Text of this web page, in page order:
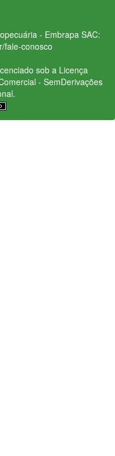
- Embrapa SAC:
fale-conosco
sob a Licença
- SemDerivações